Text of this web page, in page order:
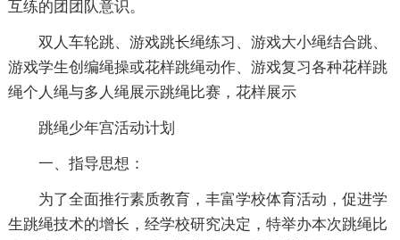
互练的团团队意识。
双人车轮跳、游戏跳长绳练习、游戏大小绳结合跳、
游戏学生创编绳操或花样跳绳动作、游戏复习各种花样跳
绳个人绳与多人绳展示跳绳比赛，花样展示
跳绳少年宫活动计划
一、指导思想：
为了全面推行素质教育，丰富学校体育活动，促进学
生跳绳技术的增长，经学校研究决定，特举办本次跳绳比